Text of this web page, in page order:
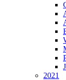
2021